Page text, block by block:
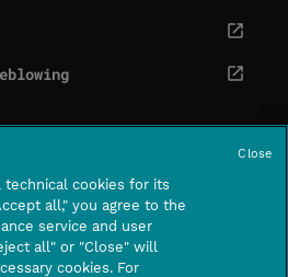
assistenza
cookies for its
all," you agree to the
service and user
all" or "Close" will
cookies. For
Close